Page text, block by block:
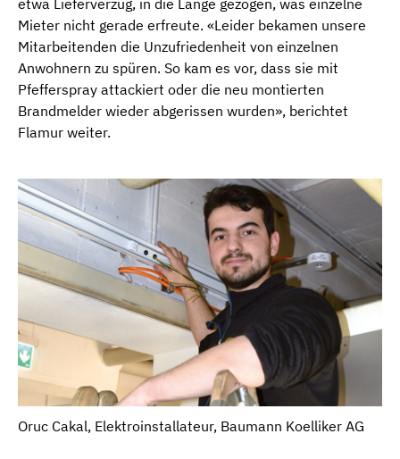
etwa Lieferverzug, in die Länge gezogen, was einzelne
Mieter nicht gerade erfreute. «Leider bekamen unsere
Mitarbeitenden die Unzufriedenheit von einzelnen
Anwohnern zu spüren. So kam es vor, dass sie mit
Pfefferspray attackiert oder die neu montierten
Brandmelder wieder abgerissen wurden», berichtet
Flamur weiter.
Oruc Cakal, Elektroinstallateur, Baumann Koelliker AG